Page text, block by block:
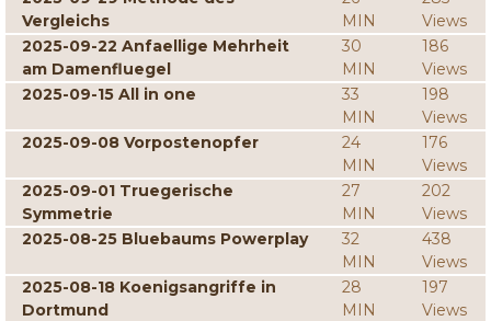
Vergleichs
MIN
Views
2025-09-22 Anfaellige Mehrheit
am Damenfluegel
30
MIN
186
Views
2025-09-15 All in one
33
MIN
198
Views
2025-09-08 Vorpostenopfer
24
MIN
176
Views
2025-09-01 Truegerische
Symmetrie
27
MIN
202
Views
2025-08-25 Bluebaums Powerplay
32
MIN
438
Views
2025-08-18 Koenigsangriffe in
Dortmund
28
MIN
197
Views